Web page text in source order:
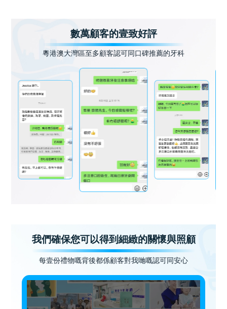
數萬顧客的壹致好評
粵港澳大灣區至多顧客認可同口碑推薦的牙科
我們確保您可以得到細緻的關懷與照顧
每壹份禮物嘅背後都係顧客對我哋嘅認可同安心